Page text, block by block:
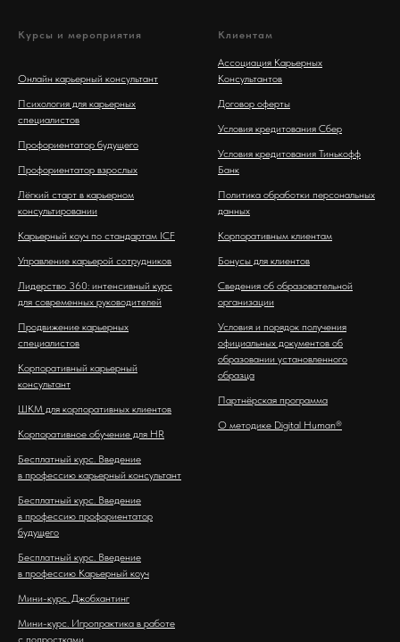
Курсы и мероприятия
Онлайн карьерный консультант
Психология для карьерных
специалистов
Профориентатор будущего
Профориентатор взрослых
Лёгкий старт в карьерном
консультировании
Карьерный коуч по стандартам ICF
Управление карьерой сотрудников
Лидерство 360: интенсивный курс
для современных руководителей
Продвижение карьерных
специалистов
Корпоративный карьерный
консультант
ШКМ для корпоративных клиентов
Корпоративное обучение для HR
Бесплатный курс. Введение
в профессию карьерный консультант
Бесплатный курс. Введение
в профессию профориентатор
будущего
Бесплатный курс. Введение
в профессию Карьерный коуч
Мини-курс. Джобхантинг
Мини-курс. Игропрактика в работе
Клиентам
Ассоциация Карьерных
Консультантов
Договор оферты
Условия кредитования Сбер
Условия кредитования Тинькофф
Банк
Политика обработки персональных
данных
Корпоративным клиентам
Бонусы для клиентов
Сведения об образовательной
организации
Условия и порядок получения
официальных документов об
образовании установленного
образца
Партнёрская программа
О методике Digital Human®